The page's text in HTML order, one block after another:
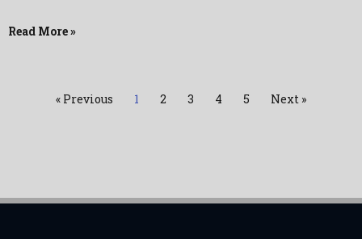
Read More »
« Previous 1 2 3 4 5 Next »